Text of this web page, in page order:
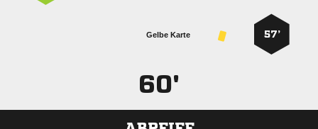
57’
Gelbe Karte
60'